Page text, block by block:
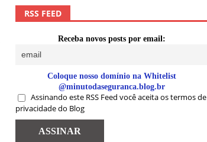
RSS FEED
Receba novos posts por email:
Coloque nosso domínio na Whitelist
@minutodaseguranca.blog.br
Assinando este RSS Feed você aceita os termos de
privacidade do Blog